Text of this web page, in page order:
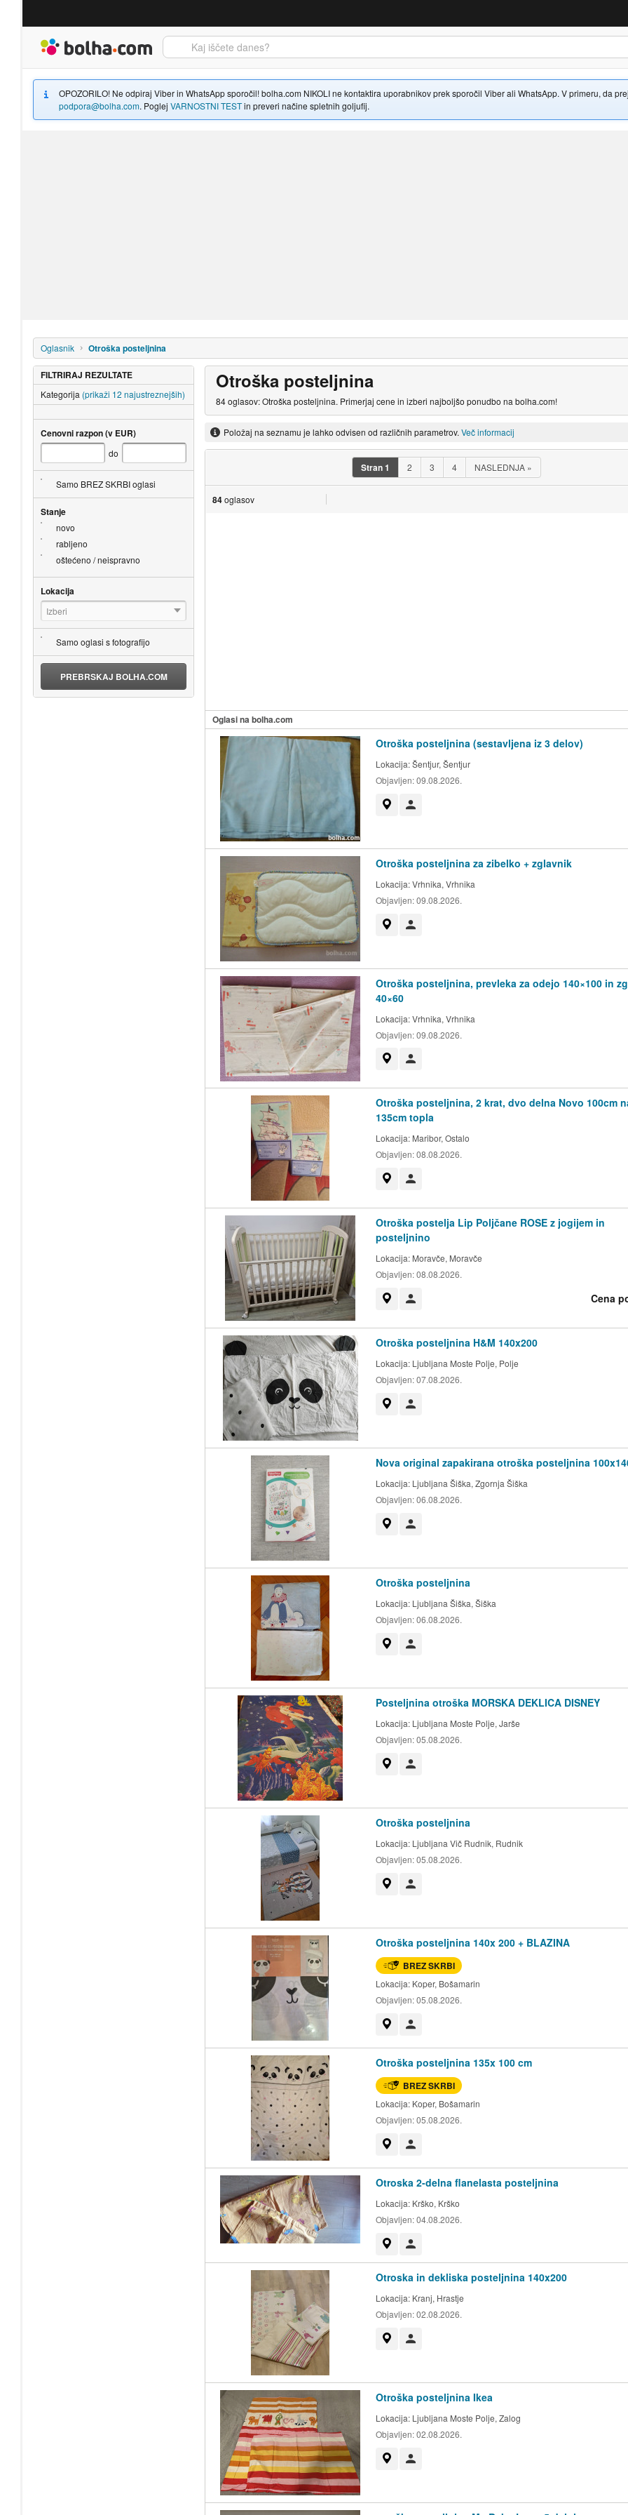
OPOZORILO! Ne odpiraj Viber in WhatsApp sporočil! bolha.com NIKOLI ne kontaktira uporabnikov prek sporočil Viber ali WhatsApp. V primeru, da
podpora@bolha.com. Poglej VARNOSTNI TESTin preveri načine spletnih goljufij.
Oglasnik Otroška posteljnina
Otroška posteljnina
84 oglasov: Otroška posteljnina. Primerjaj cene in izberi najboljšo ponudbo na bolha.com!
Položaj na seznamu je lahko odvisen od različnih parametrov. Več informacij
Stran1 2 3 4 NASLEDNJA »
84oglasov
Oglasi na bolha.com
Otroška posteljnina (sestavljena iz 3 delov)
Lokacija:Šentjur, Šentjur
Objavljen:09.08.2026.
Otroška posteljnina za zibelko + zglavnik
Lokacija:Vrhnika, Vrhnika
Objavljen:09.08.2026.
Otroška posteljnina, prevleka za odejo 140×100 in
40×60
Lokacija:Vrhnika, Vrhnika
Objavljen:09.08.2026.
Otroška posteljnina, 2 krat, dvo delna Novo 100cm
135cm topla
Lokacija: Maribor, Ostalo
Objavljen:08.08.2026.
Otroška postelja Lip Poljčane ROSE z jogijem in
posteljnino
Lokacija: Moravče, Moravče
Objavljen:08.08.2026.
Cena
Otroška posteljnina H&M 140x200
Lokacija: Ljubljana Moste Polje, Polje
Objavljen:07.08.2026.
Nova original zapakirana otroška posteljnina
Lokacija: Ljubljana Šiška, Zgornja Šiška
Objavljen:06.08.2026.
Otroška posteljnina
Lokacija: Ljubljana Šiška, Šiška
Objavljen:06.08.2026.
Posteljnina otroška MORSKA DEKLICA DISNEY
Lokacija: Ljubljana Moste Polje, Jarše
Objavljen:05.08.2026.
Otroška posteljnina
Lokacija: Ljubljana Vič Rudnik, Rudnik
Objavljen:05.08.2026.
Otroška posteljnina 140x 200 + BLAZINA
BREZ SKRBI
Lokacija: Koper, Bošamarin
Objavljen:05.08.2026.
Otroška posteljnina 135x 100 cm
BREZ SKRBI
Lokacija: Koper, Bošamarin
Objavljen:05.08.2026.
Otroska 2-delna flanelasta posteljnina
Lokacija: Krško, Krško
Objavljen:04.08.2026.
Otroska in dekliska posteljnina 140x200
Lokacija: Kranj, Hrastje
Objavljen:02.08.2026.
Otroška posteljnina Ikea
Lokacija: Ljubljana Moste Polje, Zalog
Objavljen:02.08.2026.
FILTRIRAJ REZULTATE
Kategorija (prikaži 12 najustreznejših)
Cenovni razpon (v EUR)
do
Samo BREZ SKRBI oglasi
Stanje
novo
rabljeno
oštećeno / neispravno
Lokacija
Izberi
Samo oglasi s fotografijo
PREBRSKAJ BOLHA.COM